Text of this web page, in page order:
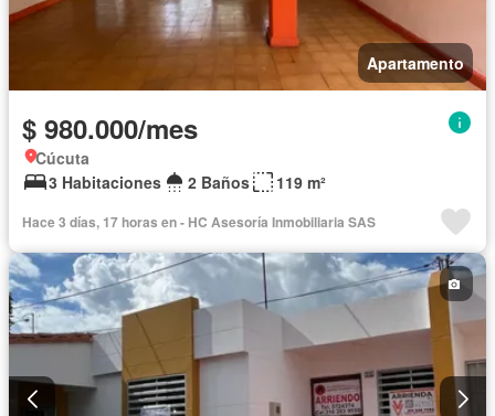
Apartamento
$ 980.000/mes
Cúcuta
3 Habitaciones
2 Baños 119 m²
Hace 3 días, 17 horas en - HC Asesoría Inmobiliaria SAS